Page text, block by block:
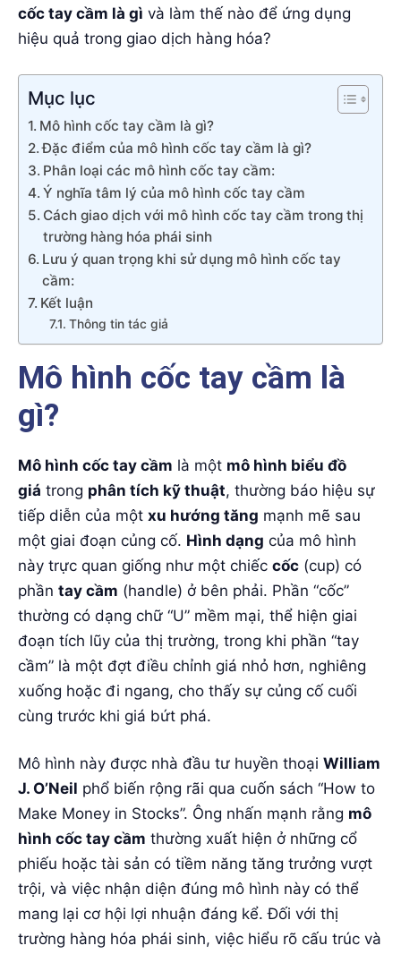
cốc tay cầm là gì và làm thế nào để ứng dụng
hiệu quả trong giao dịch hàng hóa?
Mục lục
Mô hình cốc tay cầm là gì?
Đặc điểm của mô hình cốc tay cầm là gì?
Phân loại các mô hình cốc tay cầm:
Ý nghĩa tâm lý của mô hình cốc tay cầm
Cách giao dịch với mô hình cốc tay cầm trong thị
trường hàng hóa phái sinh
Lưu ý quan trọng khi sử dụng mô hình cốc tay
cầm:
Kết luận
Thông tin tác giả
Mô hình cốc tay cầm là
gì?
Mô hình cốc tay cầm là một mô hình biểu đồ
giá trong phân tích kỹ thuật, thường báo hiệu sự
tiếp diễn của một xu hướng tăng mạnh mẽ sau
một giai đoạn củng cố. Hình dạng của mô hình
này trực quan giống như một chiếc cốc (cup) có
phần tay cầm (handle) ở bên phải. Phần “cốc”
thường có dạng chữ “U” mềm mại, thể hiện giai
đoạn tích lũy của thị trường, trong khi phần “tay
cầm” là một đợt điều chỉnh giá nhỏ hơn, nghiêng
xuống hoặc đi ngang, cho thấy sự củng cố cuối
cùng trước khi giá bứt phá.
Mô hình này được nhà đầu tư huyền thoại William
J. O’Neil phổ biến rộng rãi qua cuốn sách “How to
Make Money in Stocks”. Ông nhấn mạnh rằng mô
hình cốc tay cầm thường xuất hiện ở những cổ
phiếu hoặc tài sản có tiềm năng tăng trưởng vượt
trội, và việc nhận diện đúng mô hình này có thể
mang lại cơ hội lợi nhuận đáng kể. Đối với thị
trường hàng hóa phái sinh, việc hiểu rõ cấu trúc và